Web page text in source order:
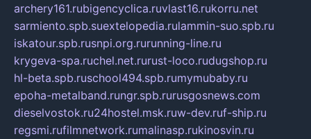
archery161.rubigencyclica.ruvlast16.rukorru.net
sarmiento.spb.suextelopedia.rulammin-suo.spb.ru
iskatour.spb.rusnpi.org.rurunning-line.ru
krygeva-spa.ruchel.net.rurust-loco.rudugshop.ru
hl-beta.spb.ruschool494.spb.rumymubaby.ru
epoha-metalband.rungr.spb.rurusgosnews.com
dieselvostok.ru24hostel.msk.ruw-dev.ruf-ship.ru
regsmi.rufilmnetwork.rumalinasp.rukinosvin.ru